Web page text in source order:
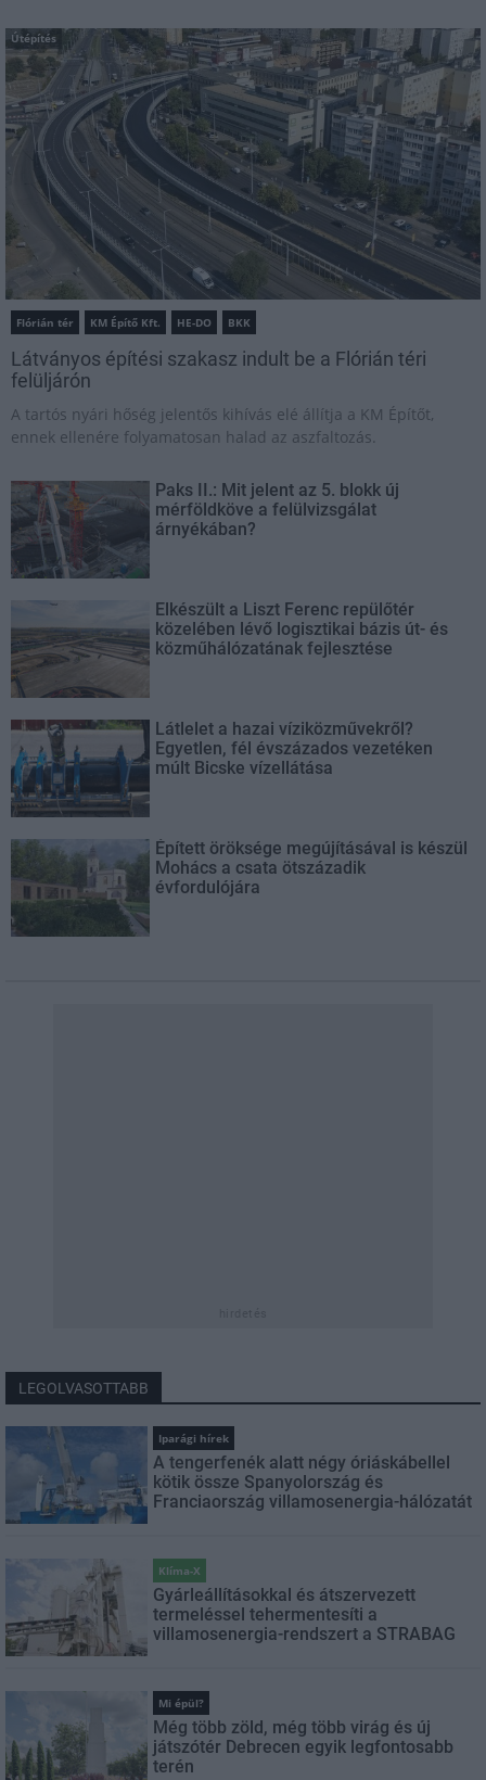
Útépítés
Flórián tér KM Építő Kft. HE-DO BKK
Látványos építési szakasz indult be a Flórián téri
felüljárón
A tartós nyári hőség jelentős kihívás elé állítja a KM Építőt,
ennek ellenére folyamatosan halad az aszfaltozás.
Paks II.: Mit jelent az 5. blokk új
mérföldköve a felülvizsgálat
árnyékában?
Elkészült a Liszt Ferenc repülőtér
közelében lévő logisztikai bázis út- és
közműhálózatának fejlesztése
Látlelet a hazai víziközművekről?
Egyetlen, fél évszázados vezetéken
múlt Bicske vízellátása
Épített öröksége megújításával is készül
Mohács a csata ötszázadik
évfordulójára
LEGOLVASOTTABB
Iparági hírek
A tengerfenék alatt négy óriáskábellel
kötik össze Spanyolország és
Franciaország villamosenergia-hálózatát
Klíma-X
Gyárleállításokkal és átszervezett
termeléssel tehermentesíti a
villamosenergia-rendszert a STRABAG
Mi épül?
Még több zöld, még több virág és új
játszótér Debrecen egyik legfontosabb
terén